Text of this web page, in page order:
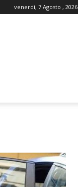
venerdì, 7 Agosto , 2026